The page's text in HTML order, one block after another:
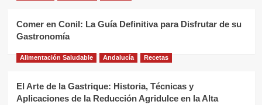
Comer en Conil: La Guía Definitiva para Disfrutar de su
Gastronomía
Alimentación Saludable Andalucía Recetas
El Arte de la Gastrique: Historia, Técnicas y
Aplicaciones de la Reducción Agridulce en la Alta